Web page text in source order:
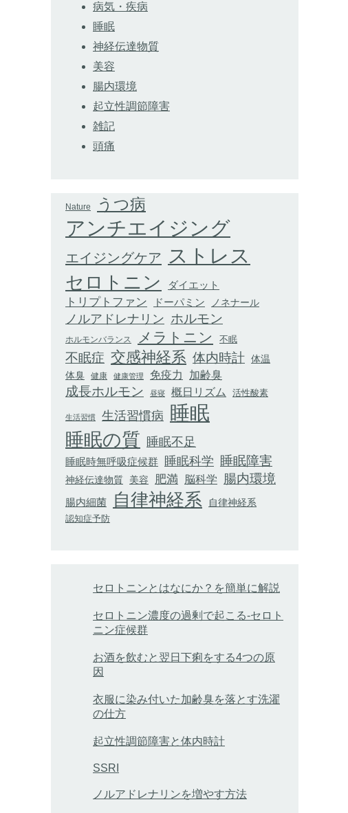
病気・疾病
睡眠
神経伝達物質
美容
腸内環境
起立性調節障害
雑記
頭痛
Nature うつ病
アンチエイジング
エイジングケア ストレス
セロトニン ダイエット
トリプトファン ドーパミン ノネナール
ノルアドレナリン ホルモン
ホルモンバランス メラトニン 不眠
不眠症 交感神経系 体内時計 体温
体臭 健康 健康管理 免疫力 加齢臭
成長ホルモン 昼寝 概日リズム 活性酸素
生活習慣 生活習慣病 睡眠
睡眠の質 睡眠不足
睡眠時無呼吸症候群 睡眠科学 睡眠障害
神経伝達物質 美容 肥満 脳科学 腸内環境
腸内細菌 自律神経系 自律神経系
認知症予防
セロトニンとはなにか？を簡単に解説
セロトニン濃度の過剰で起こる-セロト
ニン症候群
お酒を飲むと翌日下痢をする4つの原
因
衣服に染み付いた加齢臭を落とす洗濯
の仕方
起立性調節障害と体内時計
SSRI
ノルアドレナリンを増やす方法